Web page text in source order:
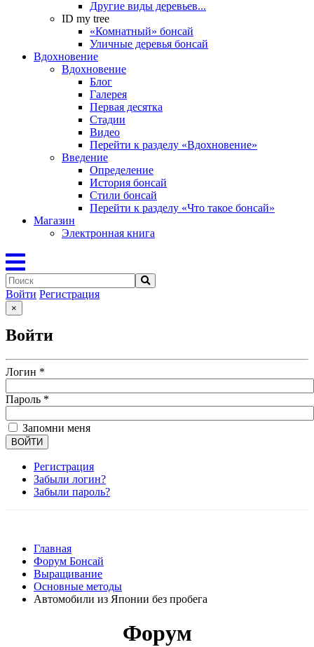
Другие виды деревьев...
ID my tree
«Комнатный» бонсай
Уличные деревья бонсай
Вдохновение
Вдохновение
Блог
Галерея
Первая десятка
Стадии
Видео
Перейти к разделу «Вдохновение»
Введение
Определение
История бонсай
Стили бонсай
Перейти к разделу «Что такое бонсай»
Магазин
Электронная книга
Войти Регистрация
×
Войти
Логин *
Пароль *
Запомни меня
ВОЙТИ
Регистрация
Забыли логин?
Забыли пароль?
Главная
Форум Бонсай
Выращивание
Основные методы
Автомобили из Японии без пробега
Форум